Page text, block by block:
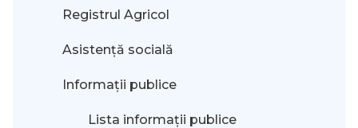
Registrul Agricol
Asistență socială
Informații publice
Lista informații publice